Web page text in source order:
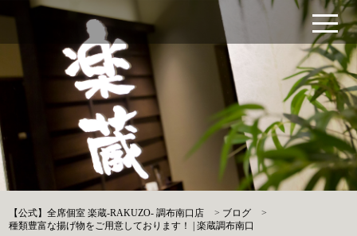
【公式】全席個室 楽蔵‐RAKUZO‐ 調布南口店 > ブログ
>
種類豊富な揚げ物をご用意しております！ | 楽蔵調布南口